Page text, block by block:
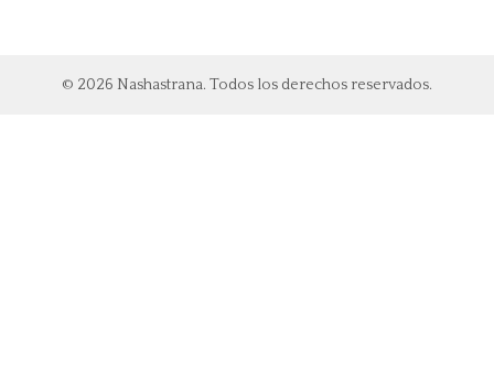
© 2026 Nashastrana. Todos los derechos reservados.